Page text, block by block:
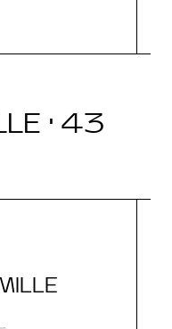
· 43